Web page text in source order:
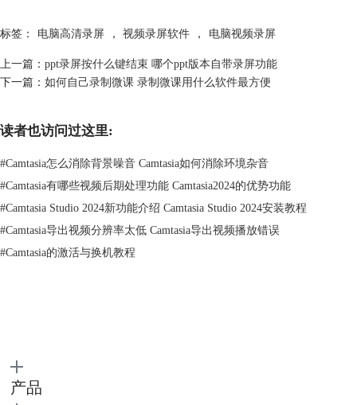
4k视频的分辨率有两种，分别为3840×2160和4096×2160。我们将宽度和
高度设置为其中任意一种就行。最后，点击“应用”（如图3所示）。
标签： 电脑高清录屏 ， 视频录屏软件 ， 电脑视频录屏
上一篇： ppt录屏按什么键结束 哪个ppt版本自带录屏功能
下一篇： 如何自己录制微课 录制微课用什么软件最方便
读者也访问过这里:
#Camtasia怎么消除背景噪音 Camtasia如何消除环境杂音
#Camtasia有哪些视频后期处理功能 Camtasia2024的优势功能
#Camtasia Studio 2024新功能介绍 Camtasia Studio 2024安装教程
#Camtasia导出视频分辨率太低 Camtasia导出视频播放错误
#Camtasia的激活与换机教程
产品